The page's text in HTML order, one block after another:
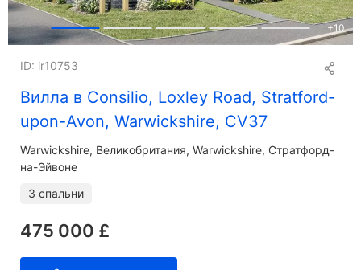
+10
Вилла в Consilio, Loxley Road, Stratford-
upon-Avon, Warwickshire, CV37
ID: ir10753
Warwickshire Великобритания, Warwickshire, Стратфорд-
на-Эйвоне
3 спальни
475 000 £